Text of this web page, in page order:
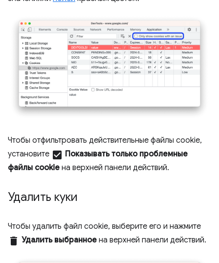
Чтобы отфильтровать действительные файлы cookie,
установите check_box Показывать только проблемные
файлы cookie на верхней панели действий.
Удалить куки
Чтобы удалить файл cookie, выберите его и нажмите
delete Удалить выбранное на верхней панели действий.